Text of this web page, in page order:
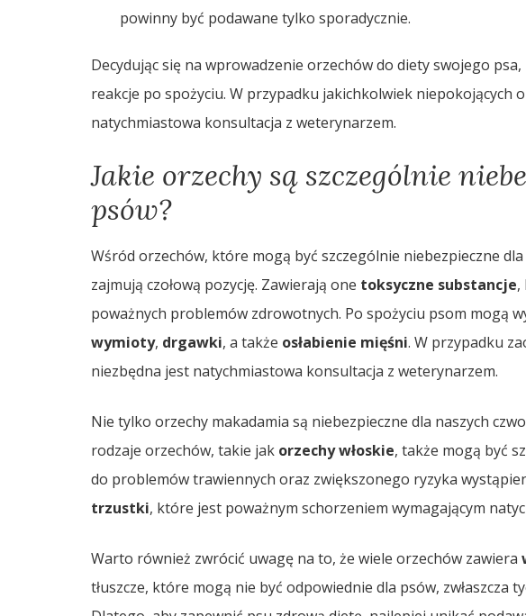
powinny być podawane tylko sporadycznie.
Decydując się na wprowadzenie orzechów do diety swojego
reakcje po spożyciu. W przypadku jakichkolwiek niepokojących
natychmiastowa konsultacja z weterynarzem.
Jakie orzechy są szczególnie
psów?
Wśród orzechów, które mogą być szczególnie niebezpieczne
zajmują czołową pozycję. Zawierają one toksyczne substancje,
poważnych problemów zdrowotnych. Po spożyciu psom mogą
wymioty, drgawki, a także osłabienie mięśni. W przypadku
niezbędna jest natychmiastowa konsultacja z weterynarzem.
Nie tylko orzechy makadamia są niebezpieczne dla naszych
rodzaje orzechów, takie jak orzechy włoskie, także mogą być
do problemów trawiennych oraz zwiększonego ryzyka
trzustki, które jest poważnym schorzeniem wymagającym
Warto również zwrócić uwagę na to, że wiele orzechów zawiera
tłuszcze, które mogą nie być odpowiednie dla psów, zwłaszcza